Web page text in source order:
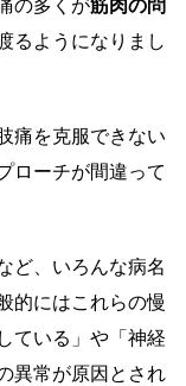
の多くが筋肉の問
るようになりまし
痛を克服できない
ローチが間違って
ど、いろんな病名
的にはこれらの慢
ている」や「神経
異常が原因とされ